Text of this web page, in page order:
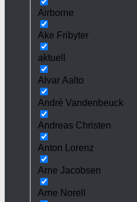
Airborne
Ake Fribyter
aktuell
Alvar Aalto
André Vandenbeuck
Andreas Christen
Anton Lorenz
Arne Jacobsen
Arne Norell